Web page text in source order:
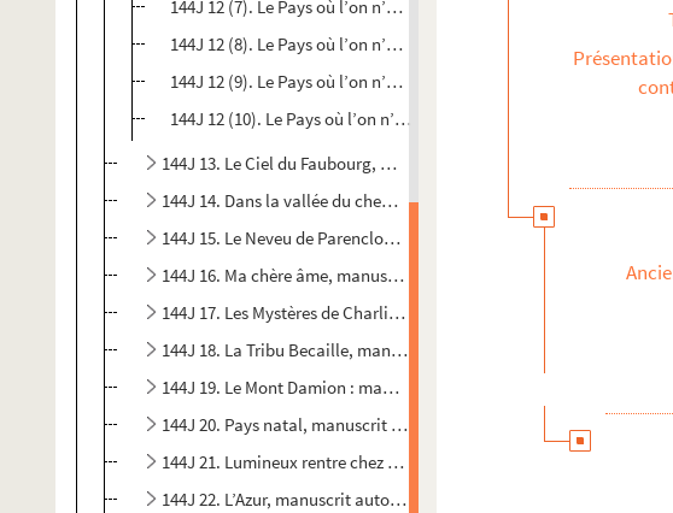
144J 12 (7). Le Pays où l’on n’arrive jamais VII
144J 12 (8). Le Pays où l’on n’arrive jamais VIII
144J 12 (9). Le Pays où l’on n’arrive jamais IX
144J 12 (10). Le Pays où l’on n’arrive jamais X
144J 13. Le Ciel du Faubourg, manuscrit autographe du roman publié
144J 14. Dans la vallée du chemin de fer, manuscrit autographe du
144J 15. Le Neveu de Parencloud, manuscrit autographe du roman
144J 16. Ma chère âme, manuscrit autographe du roman publié en
144J 17. Les Mystères de Charlieu-sur-Bar, manuscrit autographe
144J 18. La Tribu Becaille, manuscrit autographe du roman publié en
144J 19. Le Mont Damion : manuscrit autographe du roman publié en
144J 20. Pays natal, manuscrit autographe du roman publié en 1966
144J 21. Lumineux rentre chez lui, manuscrit autographe du roman
144J 22. L’Azur, manuscrit autographe du roman publié en 1968 par